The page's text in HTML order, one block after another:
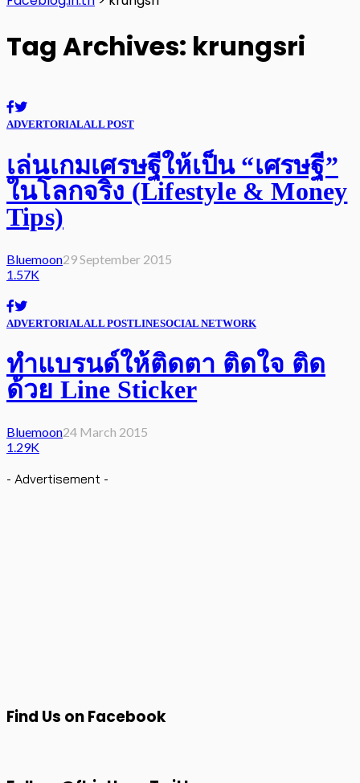
Tag Archives: krungsri
ADVERTORIALALL POST
เล่นเกมเศรษฐีให้เป็น “เศรษฐี”
ในโลกจริง (Lifestyle & Money
Tips)
Bluemoon29 September 2015
1.57K
ADVERTORIALALL POSTLINESOCIAL NETWORK
ทำแบรนด์ให้ติดตา ติดใจ ติด
ด้วย Line Sticker
Bluemoon24 March 2015
1.29K
- Advertisement -
Find Us on Facebook